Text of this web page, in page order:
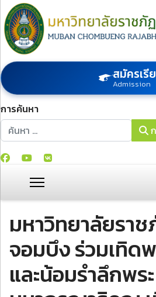
สมัครเรี
Admission
การค้นหา
การค้นหา
มหาวิทยาลัยรา
จอมบึง ร่วมเทิด
และน้อมรำลึกพระ